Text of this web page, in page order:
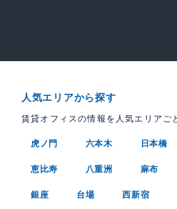
人気エリアから探す
賃貸オフィスの情報を人気エリアご
虎ノ門 六本木 日本橋
恵比寿 八重洲 麻布
銀座 台場 西新宿